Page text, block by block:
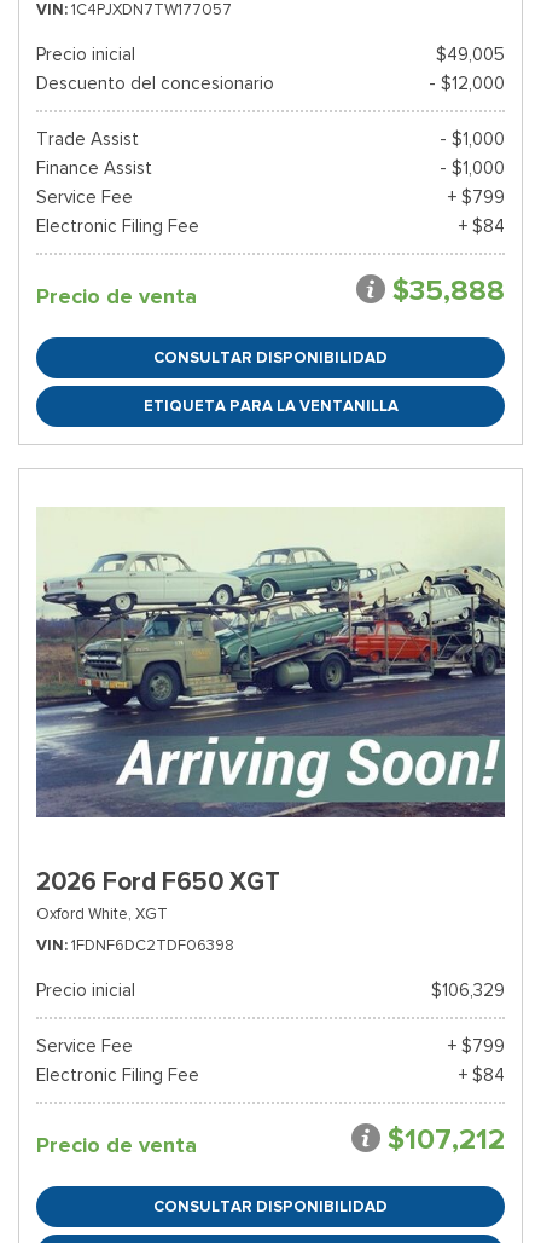
VIN 1C4PJXDN7TW177057
Precio inicial
$49,005
Descuento del concesionario
- $12,000
Trade Assist
- $1,000
Finance Assist
- $1,000
Service Fee
+ $799
Electronic Filing Fee
+ $84
Precio de venta $35,888
CONSULTAR DISPONIBILIDAD
ETIQUETA PARA LA VENTANILLA
2026 Ford F650 XGT
Oxford White, XGT
VIN 1FDNF6DC2TDF06398
Precio inicial $106,329
Service Fee
+ $799
Electronic Filing Fee
+ $84
Precio de venta $107,212
CONSULTAR DISPONIBILIDAD